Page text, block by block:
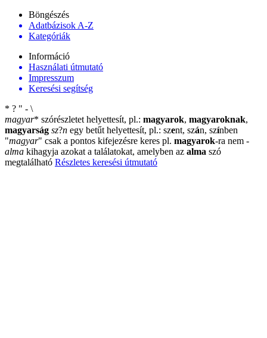
Böngészés
Adatbázisok A-Z
Kategóriák
Információ
Használati útmutató
Impresszum
Keresési segítség
* ? " - \
magyar* szórészletet helyettesít, pl.: magyarok, magyaroknak,
magyarság sz?n egy betűt helyettesít, pl.: szent, szán, színben
"magyar" csak a pontos kifejezésre keres pl. magyarok-ra nem -
alma kihagyja azokat a találatokat, amelyben az alma szó
megtalálható Részletes keresési útmutató